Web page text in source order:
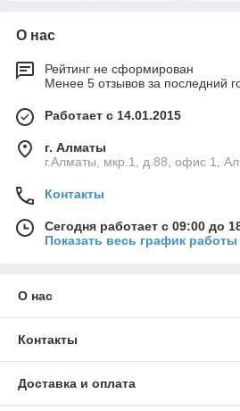
О нас
Рейтинг не сформирован
Менее 5 отзывов за последний
Работает с 14.01.2015
г. Алматы
г.Алматы, мкр.1, д.88, офис 1,
Контакты
Сегодня работает с 09:00 до
Показать весь график работы
О нас
Контакты
Доставка и оплата